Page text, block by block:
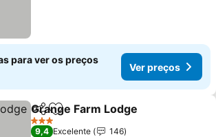
para ver os preços
Ver preços
PartilharAdicionar aos favoritos
Grange Farm Lodge
3 Estrelas
9,4 Excelente
146